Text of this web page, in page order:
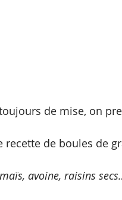
de mise, on
recette de boules de
avoine, raisins